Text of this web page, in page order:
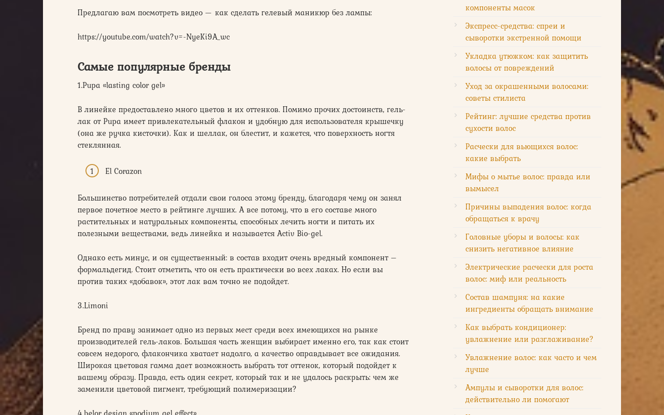
Предлагаю вам посмотреть видео — как сделать гелевый маникюр без лампы:
https://youtube.com/watch?v=-NyeKi9A_wc
Самые популярные бренды
1.Pupa «lasting color gel»
В линейке предоставлено много цветов и их оттенков. Помимо прочих достоинств, гель-
лак от Pupa имеет привлекательный флакон и удобную для использователя крышечку
(она же ручка кисточки). Как и шеллак, он блестит, и кажется, что поверхность ногтя
стеклянная.
El Corazon
Большинство потребителей отдали свои голоса этому бренду, благодаря чему он занял
первое почетное место в рейтинге лучших. А все потому, что в его составе много
растительных и натуральных компоненты, способных лечить ногти и питать их
полезными веществами, ведь линейка и называется Activ Bio-gel.
Однако есть минус, и он существенный: в состав входит очень вредный компонент –
формальдегид. Стоит отметить, что он есть практически во всех лаках. Но если вы
против таких «добавок», этот лак вам точно не подойдет.
3.Limoni
Бренд по праву занимает одно из первых мест среди всех имеющихся на рынке
производителей гель-лаков. Большая часть женщин выбирает именно его, так как стоит
совсем недорого, флакончика хватает надолго, а качество оправдывает все ожидания.
Широкая цветовая гамма дает возможность выбрать тот оттенок, который подойдет к
вашему образу. Правда, есть один секрет, который так и не удалось раскрыть: чем же
заменили цветовой пигмент, требующий полимеризации?
компоненты масок
Экспресс-средства: спреи и
сыворотки экстренной помощи
Укладка утюжком: как защитить
волосы от повреждений
Уход за окрашенными волосами:
советы стилиста
Рейтинг: лучшие средства против
сухости волос
Расчески для вьющихся волос:
какие выбрать
Мифы о мытье волос: правда или
вымысел
Причины выпадения волос: когда
обращаться к врачу
Головные уборы и волосы: как
снизить негативное влияние
Электрические расчески для роста
волос: миф или реальность
Состав шампуня: на какие
ингредиенты обращать внимание
Как выбрать кондиционер:
увлажнение или разглаживание?
Увлажнение волос: как часто и чем
лучше
Ампулы и сыворотки для волос:
действительно ли помогают